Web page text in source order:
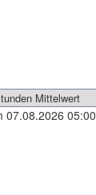
07.08.2026 05:00